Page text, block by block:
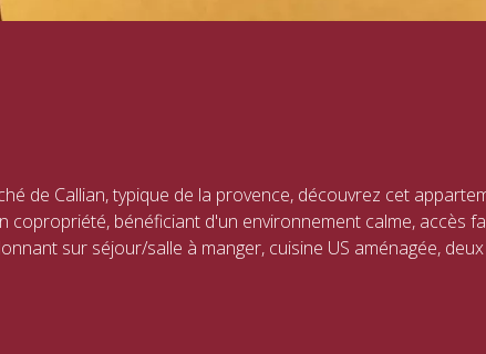
copropriété, bénéficiant d'un environnement calme, accès
sur séjour/salle à manger, cuisine US aménagée,
d'un garage privatif ainsi que dune partie cave. Fort